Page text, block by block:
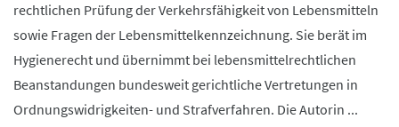
rechtlichen Prüfung der Verkehrsfähigkeit von Lebensmitteln
sowie Fragen der Lebensmittelkennzeichnung. Sie berät im
Hygienerecht und übernimmt bei lebensmittelrechtlichen
Beanstandungen bundesweit gerichtliche Vertretungen in
Ordnungswidrigkeiten- und Strafverfahren. Die Autorin ...